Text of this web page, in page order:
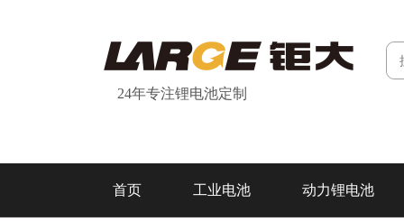
24年专注锂电池定制
首页 工业电池 动力锂电池